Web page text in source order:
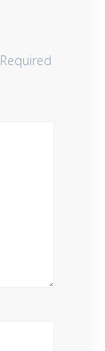
Required